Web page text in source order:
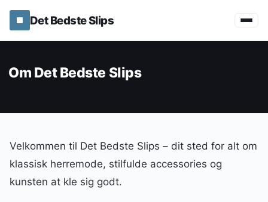
Det Bedste Slips
Om Det Bedste Slips
Velkommen til Det Bedste Slips – dit sted for alt om
klassisk herremode, stilfulde accessories og
kunsten at kle sig godt.